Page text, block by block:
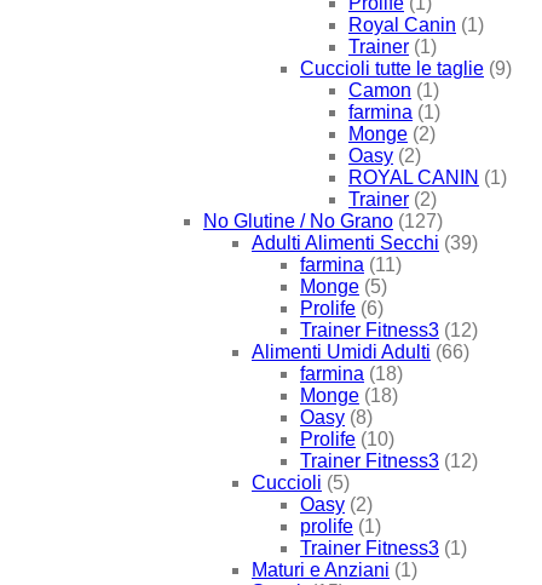
Royal Canin (1)
Trainer (1)
Cuccioli tutte le taglie (9)
Camon (1)
farmina (1)
Monge (2)
Oasy (2)
ROYAL CANIN (1)
Trainer (2)
No Glutine / No Grano (127)
Adulti Alimenti Secchi (39)
farmina (11)
Monge (5)
Prolife (6)
Trainer Fitness3 (12)
Alimenti Umidi Adulti (66)
farmina (18)
Monge (18)
Oasy (8)
Prolife (10)
Trainer Fitness3 (12)
Cuccioli (5)
Oasy (2)
prolife (1)
Trainer Fitness3 (1)
Maturi e Anziani (1)